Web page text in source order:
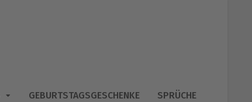
GEBURTSTAGSGESCHENKE SPRÜCHE